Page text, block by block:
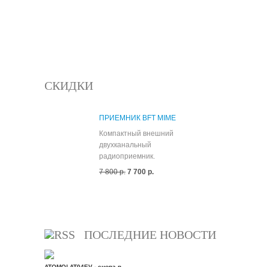
СКИДКИ
ПРИЕМНИК BFT MIME
Компактный внешний
двухканальный
радиоприемник.
7 800 р. 7 700 р.
ПОСЛЕДНИЕ НОВОСТИ